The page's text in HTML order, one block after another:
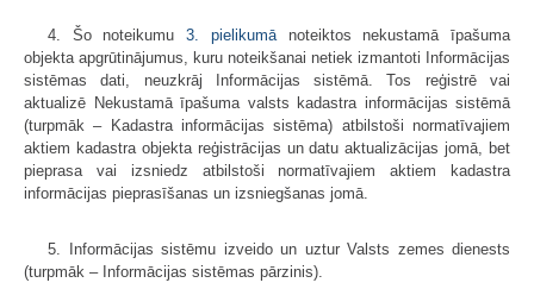
4. Šo noteikumu3. pielikumānoteiktos nekustamā īpašuma
objekta apgrūtinājumus, kuru noteikšanai netiek izmantoti Informācijas
sistēmas dati, neuzkrāj Informācijas sistēmā. Tos reģistrē vai
aktualizē Nekustamā īpašuma valsts kadastra informācijas sistēmā
(turpmāk – Kadastra informācijas sistēma) atbilstoši normatīvajiem
aktiem kadastra objekta reģistrācijas un datu aktualizācijas jomā, bet
pieprasa vai izsniedz atbilstoši normatīvajiem aktiem kadastra
informācijas pieprasīšanas un izsniegšanas jomā.
5. Informācijas sistēmu izveido un uztur Valsts zemes dienests
(turpmāk – Informācijas sistēmas pārzinis).